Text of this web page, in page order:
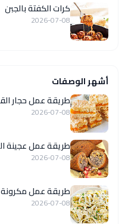
كرات الكفتة بالجبن
2026-07-08
أشهر الوصفات
طريقة عمل حجار
2026-07-08
طريقة عمل عجينة
2026-07-08
طريقة عمل
2026-07-08